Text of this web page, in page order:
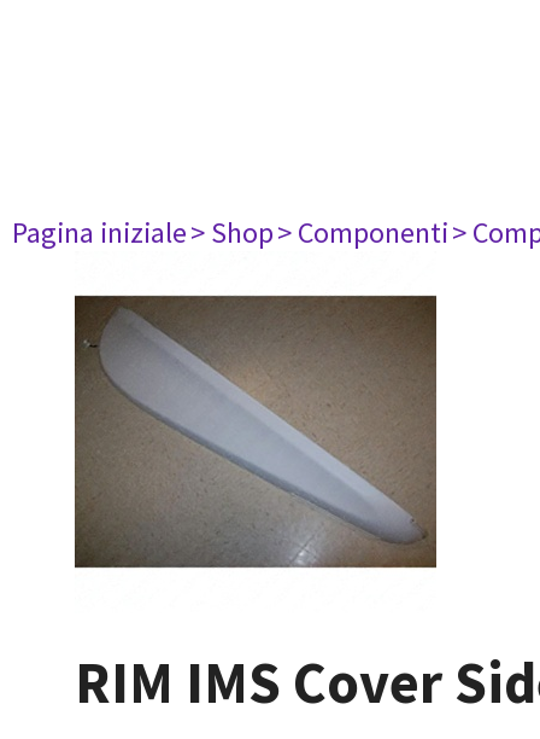
Pagina iniziale> Shop> Componenti>
RIM IMS Cover